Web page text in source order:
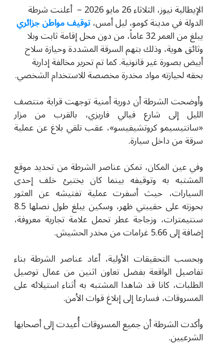
الإيطالية نيوز، الثلاثاء 26 مايو 2026 – أعلنت شرطة
الدولة في مدينةكومو، ليل أمس،توقيف مواطن جزائري
يبلغ من العمر 32 عاماً، من دون محل إقامة ثابت وبلا
وثائق هوية، وذلك بتهم السرقة المشددة وحيازة سلاح
أبيض بصورة غير قانونية. كما تم تحرير مخالفة إدارية
بحقه لحيازته مواد مخدرة مخصصة للاستخدام الشخصي.
وأوضحت الشرطة أن دورية أمنية توجهت قرابة منتصف
الليل إلى شارع فيالي فاريزي، بالقرب من مزار
«سانتيسيمو كروتشيفيسو»، عقب تلقي بلاغ عن عملية
سرقة من داخل سيارة.
وفي عين المكان، تمكن عناصر الشرطة من تحديد موقع
المشتبه به وتوقيفه بينما كان يختبئ خلف إحدى
السيارات، حيث أسفرت عملية تفتيشه عن العثور
بحوزته على حقيبتي ظهر، وسكين يبلغ طول نصلها 8.5
سنتيمترات، وزجاجة عطر تحمل علامة تجارية معروفة،
إضافة إلى 5.66 غرامات من مخدر الحشيش.
وبحسب التحقيقات الأولية، أعاد عناصر الشرطة بناء
تفاصيل الواقعة بفضل تعاون اثنين من عمال توصيل
الطلبات، كانا قد شاهدا المشتبه به أثناء استيلائه على
المسروقات، فسارعا إلى إبلاغ قوات الأمن.
وأكدت الشرطة أن جميع المسروقات أُعيدت إلى أصحابها
الشرعيين.